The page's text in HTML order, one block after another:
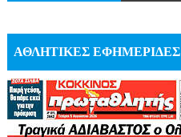
ΑΘΛΗΤΙΚΕΣ ΕΦΗΜΕΡΙΔΕΣ